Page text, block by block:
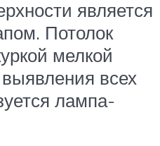
является
Потолок
мелкой
всех
лампа-